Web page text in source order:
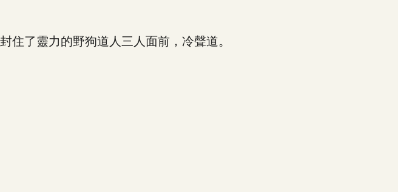
了靈力的野狗道人三人面前，冷聲道。